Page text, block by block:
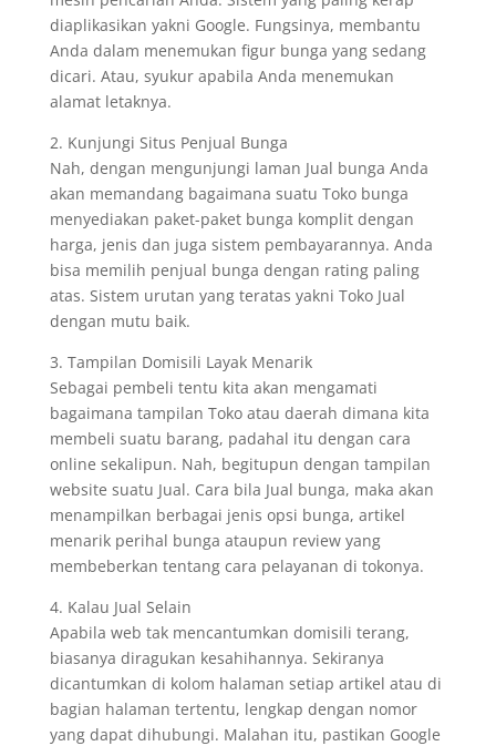
diaplikasikan yakni Google. Fungsinya, membantu
Anda dalam menemukan figur bunga yang sedang
dicari. Atau, syukur apabila Anda menemukan
alamat letaknya.
2. Kunjungi Situs Penjual Bunga
Nah, dengan mengunjungi laman Jual bunga Anda
akan memandang bagaimana suatu Toko bunga
menyediakan paket-paket bunga komplit dengan
harga, jenis dan juga sistem pembayarannya. Anda
bisa memilih penjual bunga dengan rating paling
atas. Sistem urutan yang teratas yakni Toko Jual
dengan mutu baik.
3. Tampilan Domisili Layak Menarik
Sebagai pembeli tentu kita akan mengamati
bagaimana tampilan Toko atau daerah dimana kita
membeli suatu barang, padahal itu dengan cara
online sekalipun. Nah, begitupun dengan tampilan
website suatu Jual. Cara bila Jual bunga, maka akan
menampilkan berbagai jenis opsi bunga, artikel
menarik perihal bunga ataupun review yang
membeberkan tentang cara pelayanan di tokonya.
4. Kalau Jual Selain
Apabila web tak mencantumkan domisili terang,
biasanya diragukan kesahihannya. Sekiranya
dicantumkan di kolom halaman setiap artikel atau di
bagian halaman tertentu, lengkap dengan nomor
yang dapat dihubungi. Malahan itu, pastikan Google